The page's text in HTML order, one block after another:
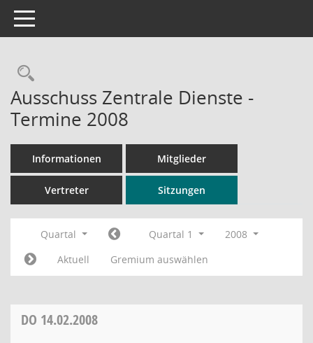
Toggle navigation
Rechercheauswahl
Ausschuss Zentrale Dienste -
Termine 2008
Informationen Mitglieder
Vertreter Sitzungen
Quartal Quartal 1
2008
Aktuell
Gremium auswählen
DO 14.02.2008